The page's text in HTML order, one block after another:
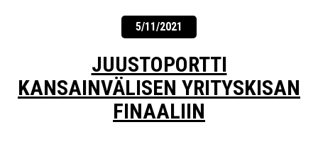
5/11/2021
JUUSTOPORTTI
KANSAINVÄLISEN YRITYSKISAN
FINAALIIN